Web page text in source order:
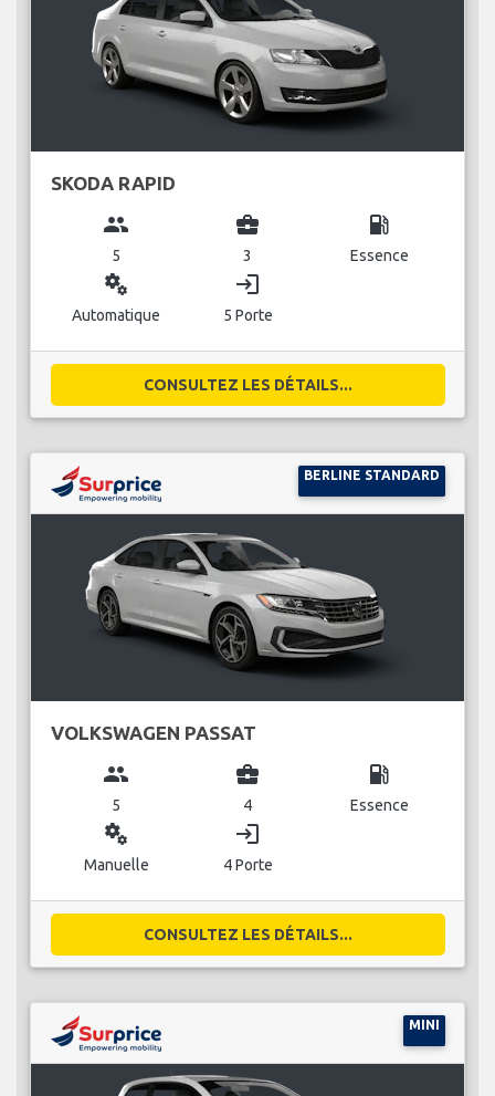
SKODA RAPID
group
5
business_center
3
local_gas_station
Essence
miscellaneous_services
Automatique
login
5 Porte
CONSULTEZ LES DÉTAILS...
BERLINE STANDARD
VOLKSWAGEN PASSAT
group
5
business_center
4
local_gas_station
Essence
miscellaneous_services
Manuelle
login
4 Porte
CONSULTEZ LES DÉTAILS...
MINI